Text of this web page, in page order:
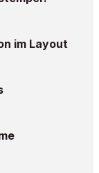
im Layout